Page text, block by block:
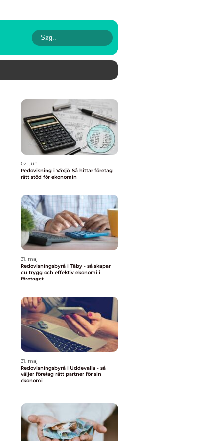
02. jun
Redovisning i Växjö: Så hittar företag
rätt stöd för ekonomin
31. maj
Redovisningsbyrå i Täby - så skapar
du trygg och effektiv ekonomi i
företaget
31. maj
Redovisningsbyrå i Uddevalla - så
väljer företag rätt partner för sin
ekonomi